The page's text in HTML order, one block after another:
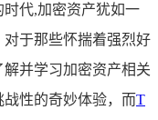
代,加密资产犹如一
于那些怀揣着强烈好
并学习加密资产相关
性的奇妙体验，而T